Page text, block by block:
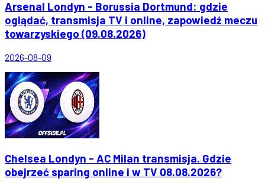
Arsenal Londyn - Borussia Dortmund: gdzie
oglądać, transmisja TV i online, zapowiedź meczu
towarzyskiego (09.08.2026)
2026-08-09
Chelsea Londyn - AC Milan transmisja. Gdzie
obejrzeć sparing online i w TV 08.08.2026?